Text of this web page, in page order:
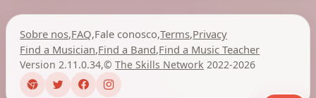
Sobre nos,FAQ,Fale conosco,Terms,Privacy
Find a Musician,Find a Band,Find a Music Teacher
Version 2.11.0.34,©The Skills Network 2022-2026